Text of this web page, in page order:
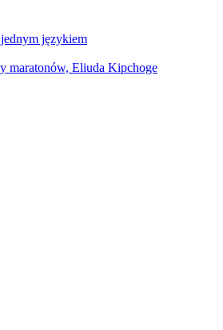
językiem
maratonów, Eliuda Kipchoge